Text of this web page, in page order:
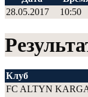
28.05.2017
10:50
Клуб
FC ALTYN